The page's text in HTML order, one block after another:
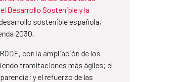
Desarrollo Sostenible y la
sostenible española,
2030.
con la ampliación de los
tramitaciones más ágiles; el
y el refuerzo de las